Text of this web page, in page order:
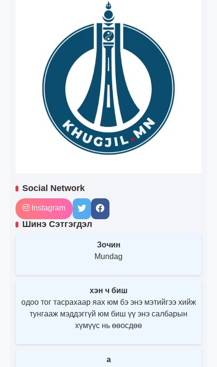
Social Network
Instagram
Шинэ Сэтгэгдэл
Зочин
Mundag
хэн ч биш
одоо тог тасрахаар яах юм бэ энэ мэтийгээ хийж
тунгааж мэддэггүй юм биш үү энэ салбарын
хүмүүс нь өөосдөө
a